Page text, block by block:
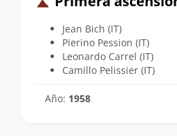
Jean Bich (IT)
Pierino Pession (IT)
Leonardo Carrel (IT)
Camillo Pelissier (IT)
Año: 1958